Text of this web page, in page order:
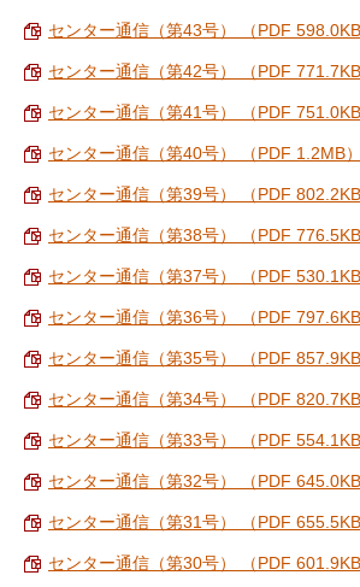
センター通信（第43号） （PDF 598.0KB
センター通信（第42号） （PDF 771.7KB
センター通信（第41号） （PDF 751.0KB
センター通信（第40号） （PDF 1.2MB）
センター通信（第39号） （PDF 802.2KB
センター通信（第38号） （PDF 776.5KB
センター通信（第37号） （PDF 530.1KB
センター通信（第36号） （PDF 797.6KB
センター通信（第35号） （PDF 857.9KB
センター通信（第34号） （PDF 820.7KB
センター通信（第33号） （PDF 554.1KB
センター通信（第32号） （PDF 645.0KB
センター通信（第31号） （PDF 655.5KB
センター通信（第30号） （PDF 601.9KB